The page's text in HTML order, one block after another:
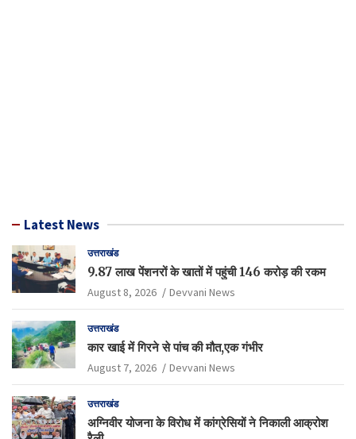
Latest News
उत्तराखंड
9.87 लाख पेंशनरों के खातों में पहुंची 146 करोड़ की रकम
August 8, 2026 Devvani News
उत्तराखंड
कार खाई में गिरने से पांच की मौत,एक गंभीर
August 7, 2026 Devvani News
उत्तराखंड
अग्निवीर योजना के विरोध में कांग्रेसियों ने निकाली आक्रोश